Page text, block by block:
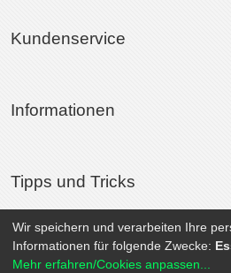
Kundenservice
Informationen
Tipps und Tricks
© 2026 Rollsport.de All Rights Reserved. |
Wir speichern und verarbeiten Ihre
Informationen für folgende Zwecke:
Mehr erfahren/Cookies anpassen...